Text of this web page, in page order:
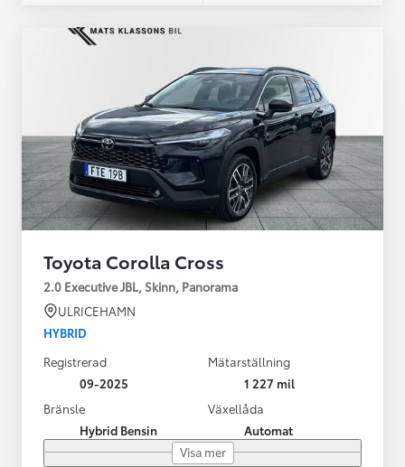
Toyota Corolla Cross
2.0 Executive JBL, Skinn, Panorama
ULRICEHAMN
HYBRID
Registrerad
09-2025
Mätarställning
1 227 mil
Bränsle
Hybrid Bensin
Växellåda
Automat
Visa mer